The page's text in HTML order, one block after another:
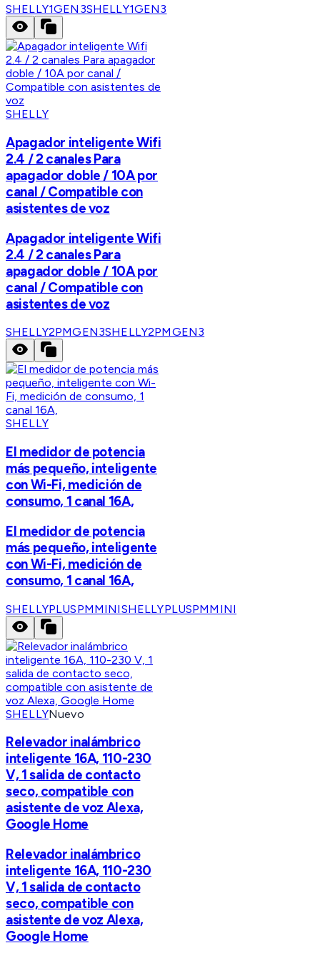
SHELLY1GEN3SHELLY1GEN3
SHELLY
Apagador inteligente Wifi
2.4 / 2 canales Para
apagador doble / 10A por
canal / Compatible con
asistentes de voz
Apagador inteligente Wifi
2.4 / 2 canales Para
apagador doble / 10A por
canal / Compatible con
asistentes de voz
SHELLY2PMGEN3SHELLY2PMGEN3
SHELLY
El medidor de potencia
más pequeño, inteligente
con Wi-Fi, medición de
consumo, 1 canal 16A,
El medidor de potencia
más pequeño, inteligente
con Wi-Fi, medición de
consumo, 1 canal 16A,
SHELLYPLUSPMMINISHELLYPLUSPMMINI
SHELLYNuevo
Relevador inalámbrico
inteligente 16A, 110-230
V, 1 salida de contacto
seco, compatible con
asistente de voz Alexa,
Google Home
Relevador inalámbrico
inteligente 16A, 110-230
V, 1 salida de contacto
seco, compatible con
asistente de voz Alexa,
Google Home